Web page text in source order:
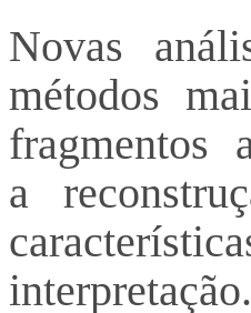
Novas
métodos
fragmentos
a